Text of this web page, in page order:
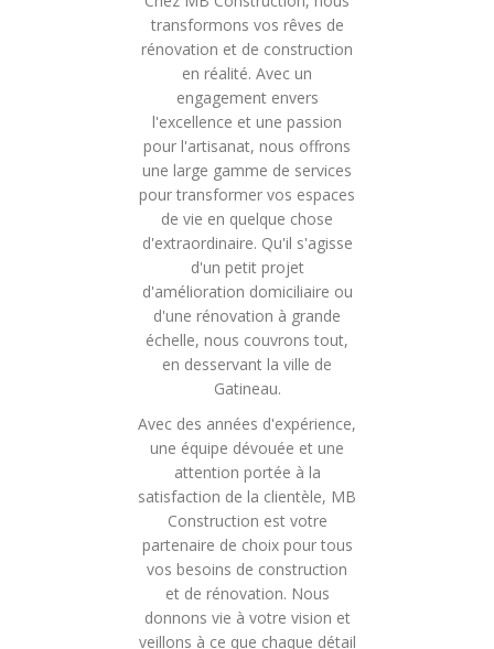
transformons vos rêves de
rénovation et de construction
en réalité. Avec un
engagement envers
l'excellence et une passion
pour l'artisanat, nous offrons
une large gamme de services
pour transformer vos espaces
de vie en quelque chose
d'extraordinaire. Qu'il s'agisse
d'un petit projet
d'amélioration domiciliaire ou
d'une rénovation à grande
échelle, nous couvrons tout,
en desservant la ville de
Gatineau.
Avec des années d'expérience,
une équipe dévouée et une
attention portée à la
satisfaction de la clientèle, MB
Construction est votre
partenaire de choix pour tous
vos besoins de construction
et de rénovation. Nous
donnons vie à votre vision et
veillons à ce que chaque détail